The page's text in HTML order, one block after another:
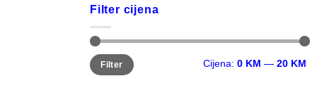
Filter cijena
Minimalna
cijena
Maksimalna
cijena
Filter Cijena: 0 KM — 20 KM